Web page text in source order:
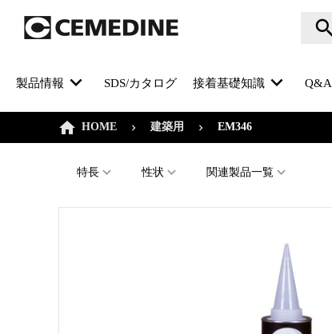
製品情報 SDS/カタログ 接着基礎知識 Q&A
HOME 建築用 EM346
特長 性状 関連製品一覧